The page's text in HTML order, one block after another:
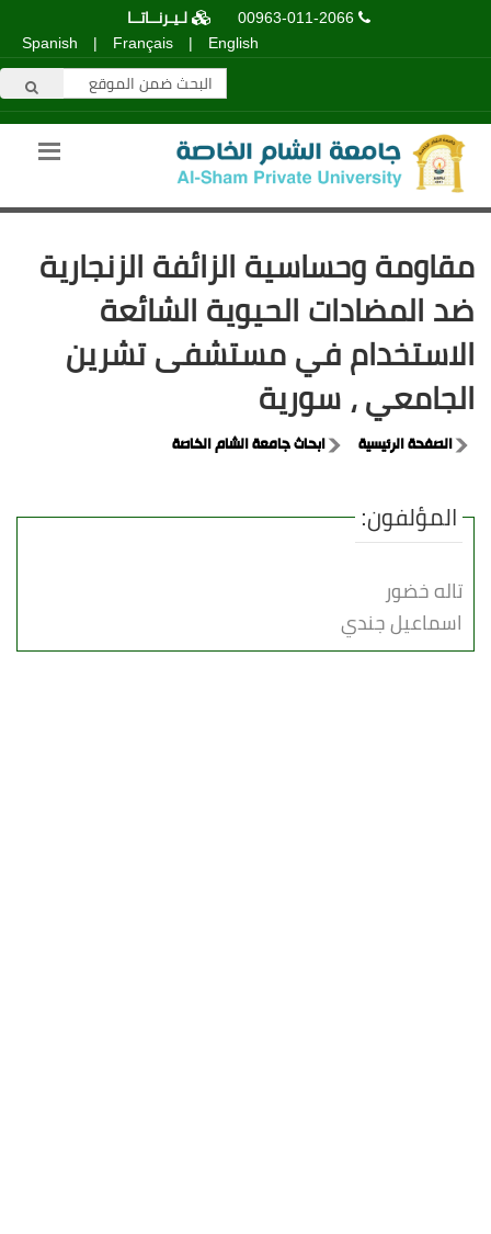
00963-011-2066
لـيـرنــاتــا
English
|
Français
|
Spanish
مقاومة وحساسية الزائفة الزنجارية
ضد المضادات الحيوية الشائعة
الاستخدام في مستشفى تشرين
الجامعي ، سورية
الصفحة الرئيسية ابحاث جامعة الشام الخاصة
المؤلفون:
تاله خضور
اسماعيل جندي